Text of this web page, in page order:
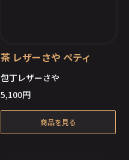
茶 レザーさや ペティ
包丁レザーさや
5,100円
商品を見る